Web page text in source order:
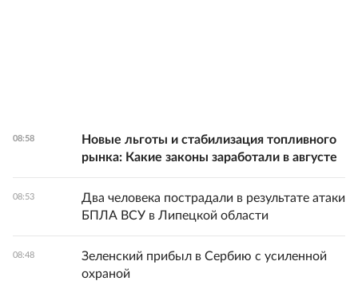
08:58
Новые льготы и стабилизация топливного
рынка: Какие законы заработали в августе
08:53
Два человека пострадали в результате атаки
БПЛА ВСУ в Липецкой области
08:48
Зеленский прибыл в Сербию с усиленной
охраной